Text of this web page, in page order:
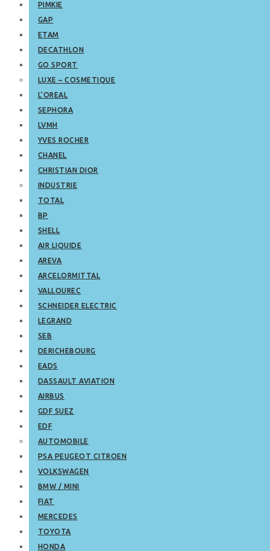
PIMKIE
GAP
ETAM
DECATHLON
GO SPORT
LUXE – COSMETIQUE
L’OREAL
SEPHORA
LVMH
YVES ROCHER
CHANEL
CHRISTIAN DIOR
INDUSTRIE
TOTAL
BP
SHELL
AIR LIQUIDE
AREVA
ARCELORMITTAL
VALLOUREC
SCHNEIDER ELECTRIC
LEGRAND
SEB
DERICHEBOURG
EADS
DASSAULT AVIATION
AIRBUS
GDF SUEZ
EDF
AUTOMOBILE
PSA PEUGEOT CITROEN
VOLKSWAGEN
BMW / MINI
FIAT
MERCEDES
TOYOTA
HONDA